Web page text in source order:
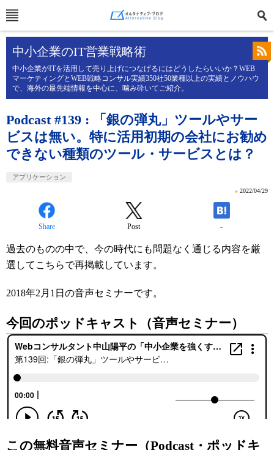
中小企業のIT営業戦略術
中小企業がITを活用して売り上げにつなげるにはどうしたらいいか？WEB
マーケティングとWEB戦略コンサル実績350社50業種以上の実績とノウハウ
で、海外の最先端情報を中心に、噛み砕いてご紹介。
Podcast #139 : 「銀の弾丸」ツールやサー
ビスは無い。特に活用初期の会社にお勧め
できない種類のツール・サービスとは？
アプリケーション
» 2022/04/29
Share Post -
過去のものの中で、今の時代にも問題なく通じる内容を厳
選してこちらで再掲載しています。
2018年2月1日 の音声セミナーです。
今回のポッドキャスト（音声セミナー）
この無料音声セミナー（Podcast・ポッドキ